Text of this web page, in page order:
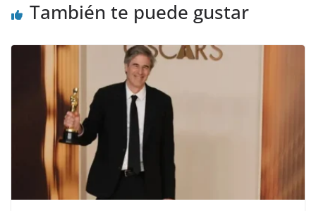
También te puede gustar